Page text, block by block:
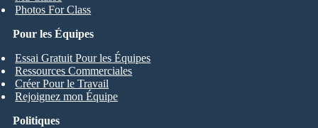
Photos For Class
Pour les Équipes
Essai Gratuit Pour les Équipes
Ressources Commerciales
Créer Pour le Travail
Rejoignez mon Équipe
Politiques